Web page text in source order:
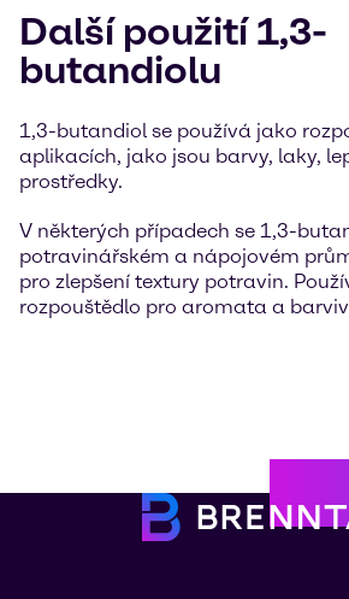
Další použití 1,3-
butandiolu
1,3-butandiol se používá jako
aplikacích, jako jsou barvy, laky,
prostředky.
V některých případech se 1,3-
potravinářském a nápojovém
pro zlepšení textury potravin.
rozpouštědlo pro aromata a